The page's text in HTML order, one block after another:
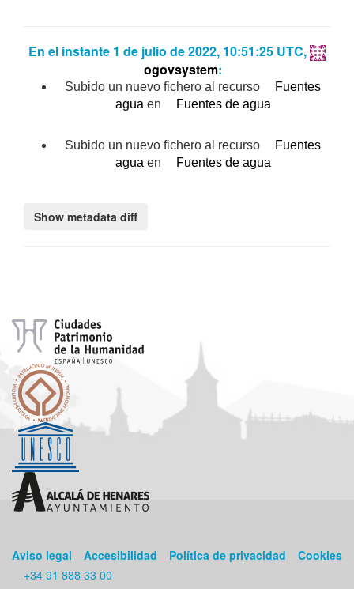
En el instante 1 de julio de 2022, 10:51:25 UTC,
ogovsystem:
Subido un nuevo fichero al recurso
Fuentes
agua en Fuentes de agua
Subido un nuevo fichero al recurso
Fuentes
agua en Fuentes de agua
Aviso legal Accesibilidad Política de privacidad
Cookies
+34 91 888 33 00